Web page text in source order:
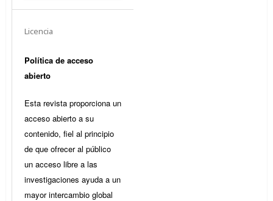
Licencia
Política de acceso
abierto
Esta revista proporciona un
acceso abierto a su
contenido, fiel al principio
de que ofrecer al público
un acceso libre a las
investigaciones ayuda a un
mayor intercambio global